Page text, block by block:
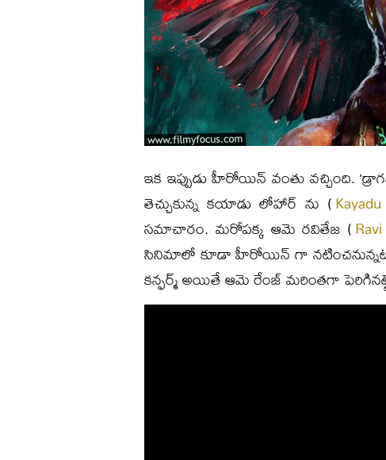
ఇక ఇప్పుడు హీరోయిన్ వంతు వచ్చింది.
తెచ్చుకున్న కయాడు లోహార్ ను (
సమాచారం. మరోపక్క ఆమె రవితేజ (
సినిమాలో కూడా హీరోయిన్ గా నటించనున్నట్టు
కన్ఫర్మ్ అయితే ఆమె రేంజ్ మరింతగా